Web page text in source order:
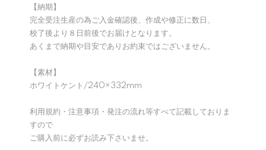
【納期】
完全受注生産の為ご入金確認後、作成や修正に数日、
校了後より８日前後でお届けとなります。
あくまで納期や目安でありお約束ではございません。
【素材】
ホワイトケント/240×332mm
利用規約・注意事項・発注の流れ等すべて記載しておりま
すので
ご購入前に必ずお読み下さいませ。